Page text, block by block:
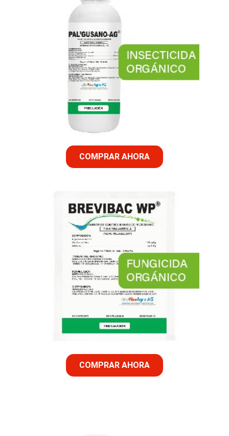
COMPRAR AHORA
COMPRAR AHORA